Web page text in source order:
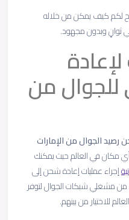
لكم كيف يمكن من خلاله
ثوانٍ وبدون مجهود.
للجوال من
رصيد الجوال من الإمارات
أي مكان في العالم حيث يمكنك
إجراء عمليات إعادة شحن إلى
من مشغلي شبكات الجوال لتوفر